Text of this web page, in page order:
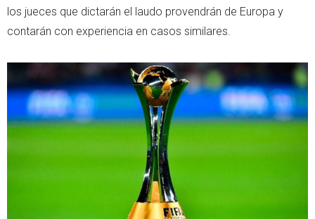
los jueces que dictarán el laudo provendrán de Europa y
contarán con experiencia en casos similares.